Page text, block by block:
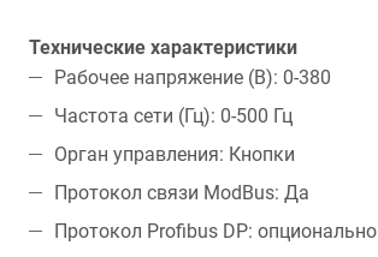
Технические характеристики
Рабочее напряжение (В): 0-380
Частота сети (Гц): 0-500 Гц
Орган управления: Кнопки
Протокол связи ModBus: Да
Протокол Profibus DP: опционально